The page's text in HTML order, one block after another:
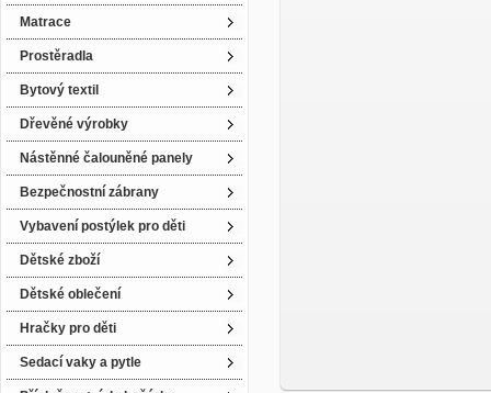
Matrace
Prostěradla
Bytový textil
Dřevěné výrobky
Nástěnné čalouněné panely
Bezpečnostní zábrany
Vybavení postýlek pro děti
Dětské zboží
Dětské oblečení
Hračky pro děti
Sedací vaky a pytle